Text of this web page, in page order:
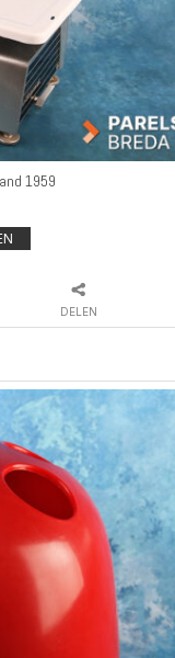
1959
DELEN